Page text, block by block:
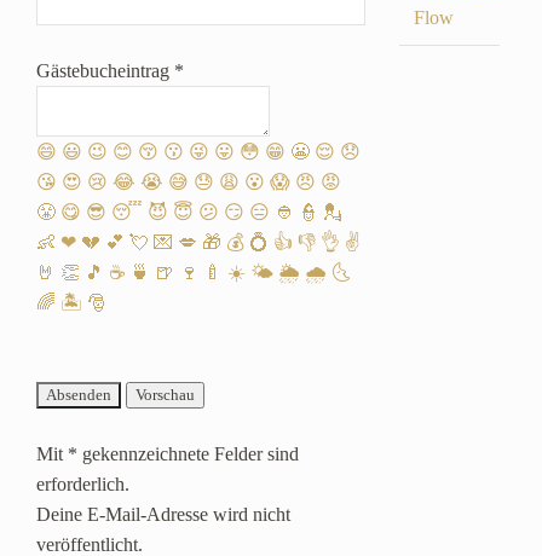
Gästebucheintrag *
😄 😃 😉 😊 😚 😗 😜 😛 😳 😁 😬 😌 😞
😘 😍 😢 😂 😭 😅 😓 😩 😮 😱 😠 😡
😤 😋 😎 😴 😈 😇 😕 😏 😑 👲 👮 💂
👶 ❤ 💔 💕 💘 💌 💋 🎁 💰 💍 👍 👎 👌 ✌️
🤘 👏 🎵 ☕️ 🍵 🍺 🍷 🍼 ☀️ 🌤 🌦 🌧 🌜
🌈 🏝 🎅
Mit * gekennzeichnete Felder sind
erforderlich.
Deine E-Mail-Adresse wird nicht
veröffentlicht.
Flow